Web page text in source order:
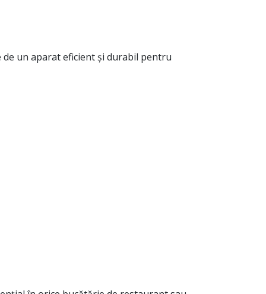
un aparat eficient și durabil pentru